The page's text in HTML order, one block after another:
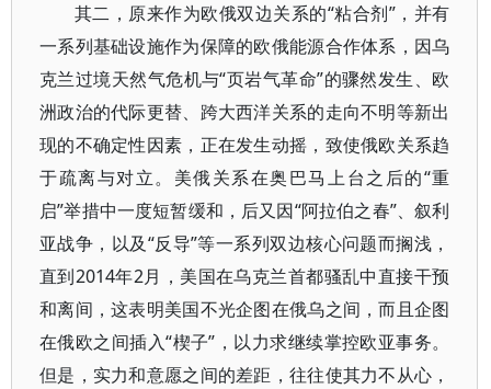
其二，原来作为欧俄双边关系的“粘合剂”，并有
一系列基础设施作为保障的欧俄能源合作体系，因乌
克兰过境天然气危机与“页岩气革命”的骤然发生、欧
洲政治的代际更替、跨大西洋关系的走向不明等新出
现的不确定性因素，正在发生动摇，致使俄欧关系趋
于疏离与对立。美俄关系在奥巴马上台之后的“重
启”举措中一度短暂缓和，后又因“阿拉伯之春”、叙利
亚战争，以及“反导”等一系列双边核心问题而搁浅，
直到2014年2月，美国在乌克兰首都骚乱中直接干预
和离间，这表明美国不光企图在俄乌之间，而且企图
在俄欧之间插入“楔子”，以力求继续掌控欧亚事务。
但是，实力和意愿之间的差距，往往使其力不从心，